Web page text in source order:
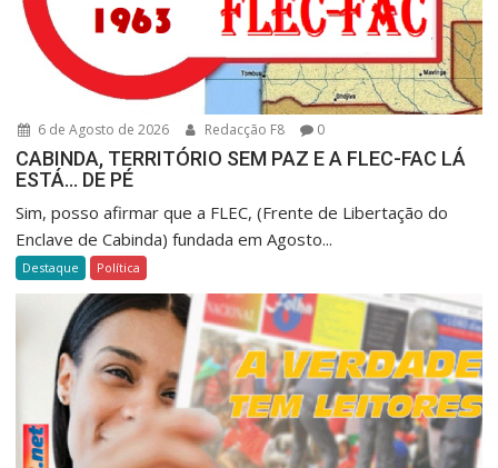
6 de Agosto de 2026 Redacção F8 0
CABINDA, TERRITÓRIO SEM PAZ E A FLEC-FAC LÁ
ESTÁ… DE PÉ
Sim, posso afirmar que a FLEC, (Frente de Libertação do
Enclave de Cabinda) fundada em Agosto...
Destaque Política